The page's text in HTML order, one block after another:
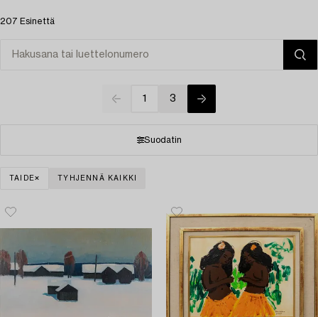
207 Esinettä
1 3
Suodatin
TAIDE TYHJENNÄ KAIKKI